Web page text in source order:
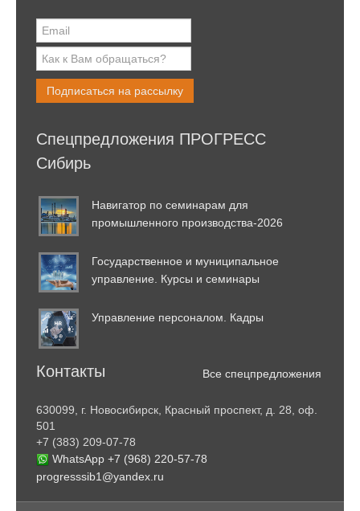
Подписаться на рассылку
Спецпредложения ПРОГРЕСС
Сибирь
Навигатор по семинарам для
промышленного производства-2026
Государственное и муниципальное
управление. Курсы и семинары
Управление персоналом. Кадры
Все спецпредложения
Контакты
630099, г. Новосибирск, Красный проспект, д. 28, оф.
501
+7 (383) 209-07-78
WhatsApp +7 (968) 220-57-78
progresssib1@yandex.ru